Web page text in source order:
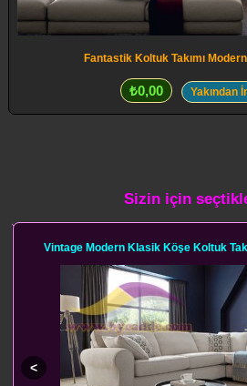
Fantastik Koltuk Takımı
₺0,00 Yakından
Sizin için
Vintage Modern Klasik Köşe Koltuk